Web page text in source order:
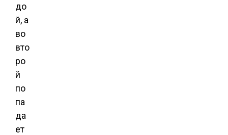
до
й, а
во
вто
ро
й
по
па
да
ет